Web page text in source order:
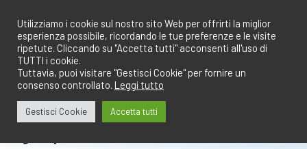
contenuto
Utilizziamo i cookie sul nostro sito Web per offrirti la miglior
esperienza possibile, ricordando le tue preferenze e le visite
ripetute. Cliccando su "Accetta tutti" acconsenti all'uso di
TUTTI i cookie.
Tuttavia, puoi visitare "Gestisci Cookie" per fornire un
consenso controllato. Leggi tutto
Gestisci Cookie Accetta tutti